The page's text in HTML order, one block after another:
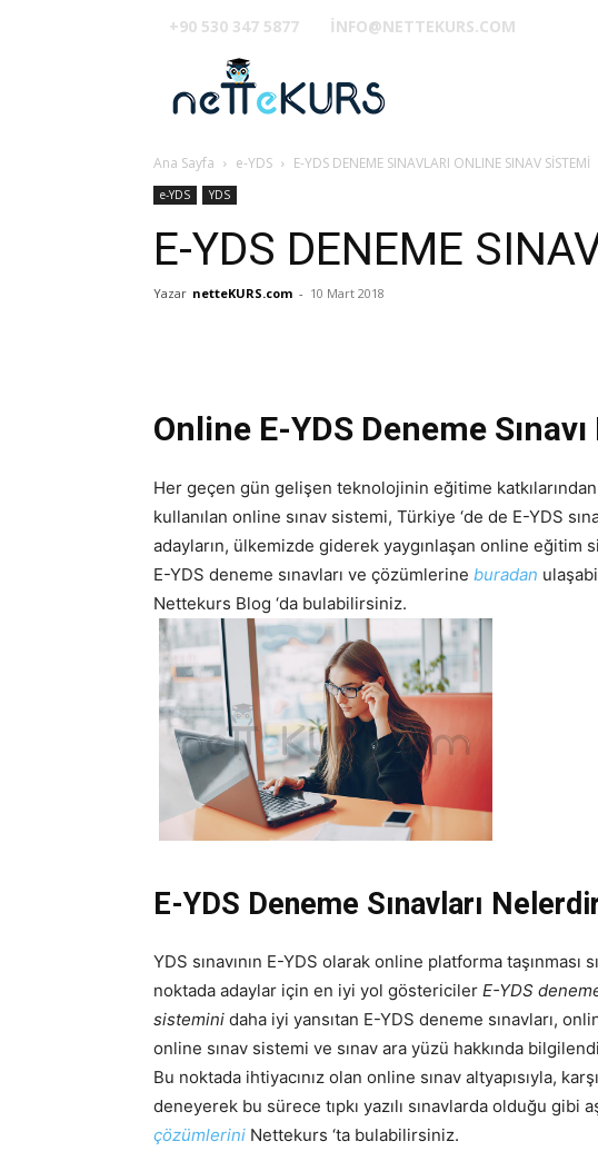
+90 530 347 5877 INFO@NETTEKURS.COM
Ana Sayfa e-YDS E-YDS DENEME SINAVLARI ONLINE SINAV SİSTEMİ
e-YDS YDS
E-YDS DENEME
Yazar netteKURS.com - 10 Mart 2018
Online E-YDS Deneme
Her geçen gün gelişen teknolojinin eğitime katkılarından
kullanılan online sınav sistemi, Türkiye ‘de de E-YDS
adayların, ülkemizde giderek yaygınlaşan online eğitim
E-YDS deneme sınavları ve çözümlerine buradan
Nettekurs Blog ‘da bulabilirsiniz.
E-YDS Deneme Sınavları
YDS sınavının E-YDS olarak online platforma
noktada adaylar için en iyi yol göstericiler E-YDS
sistemini daha iyi yansıtan E-YDS deneme sınavları,
online sınav sistemi ve sınav ara yüzü hakkında
Bu noktada ihtiyacınız olan online sınav altyapısıyla,
deneyerek bu sürece tıpkı yazılı sınavlarda olduğu gibi
çözümlerini Nettekurs ‘ta bulabilirsiniz.